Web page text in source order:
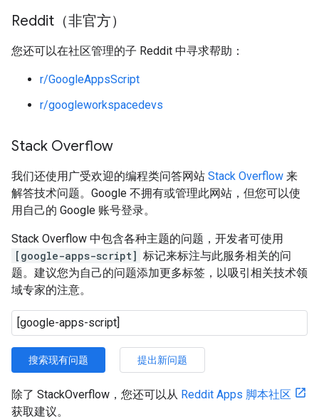
Reddit（非官方）
您还可以在社区管理的子 Reddit 中寻求帮助：
r/GoogleAppsScript
r/googleworkspacedevs
Stack Overflow
我们还使用广受欢迎的编程类问答网站 Stack Overflow 来
解答技术问题。Google 不拥有或管理此网站，但您可以使
用自己的 Google 账号登录。
Stack Overflow 中包含各种主题的问题，开发者可使用
[google-apps-script] 标记来标注与此服务相关的问
题。建议您为自己的问题添加更多标签，以吸引相关技术领
域专家的注意。
搜索现有问题 提出新问题
除了 StackOverflow，您还可以从 Reddit Apps 脚本社区
获取建议。